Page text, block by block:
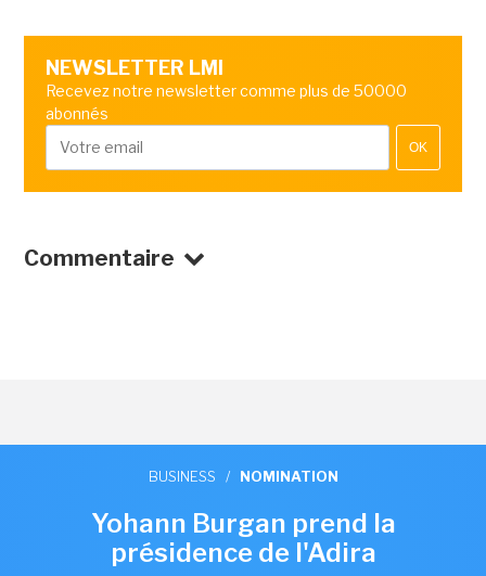
NEWSLETTER LMI
Recevez notre newsletter comme plus de 50000
abonnés
OK
Commentaire
BUSINESS / NOMINATION
Yohann Burgan prend la
présidence de l'Adira